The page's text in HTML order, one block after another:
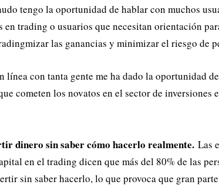
tengo la oportunidad de hablar con muchos
trading o usuarios que necesitan orientación
las ganancias y minimizar el riesgo de
línea con tanta gente me ha dado la oportunidad
cometen los novatos en el sector de inversiones
dinero sin saber cómo hacerlo realmente. Las
en el trading dicen que más del 80% de las
sin saber hacerlo, lo que provoca que gran